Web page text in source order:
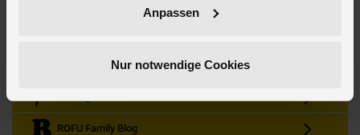
Anpassen
Nur notwendige Cookies
Werde unser Fan auf Facebook
ROFU Family Blog